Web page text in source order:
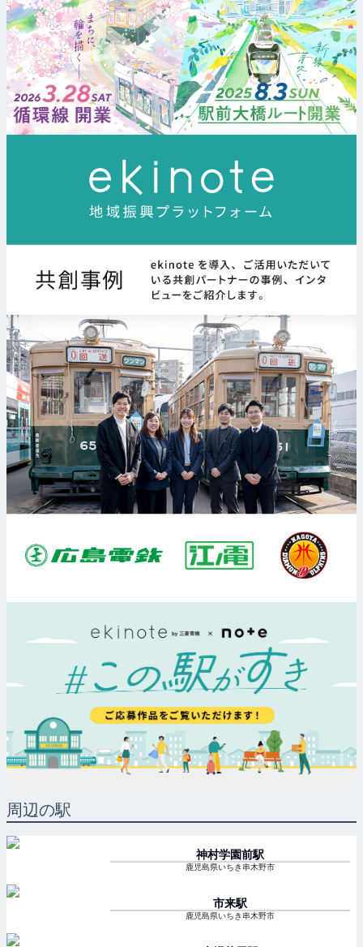
周辺の駅
神村学園前駅
鹿児島県いちき串木野市
市来駅
鹿児島県いちき串木野市